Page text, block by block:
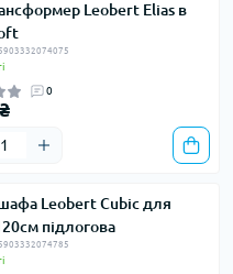
Leobert Elias в
0
Leobert Cubic для
підлогова